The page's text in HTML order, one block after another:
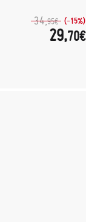
34,95€ (-15%)
29,70€